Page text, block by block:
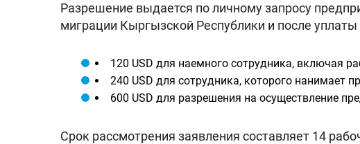
Разрешение выдается по личному запросу
миграции Кыргызской Республики и после
120 USD для наемного сотрудника, включая
240 USD для сотрудника, которого нанимает
600 USD для разрешения на осуществление
Срок рассмотрения заявления составляет 14